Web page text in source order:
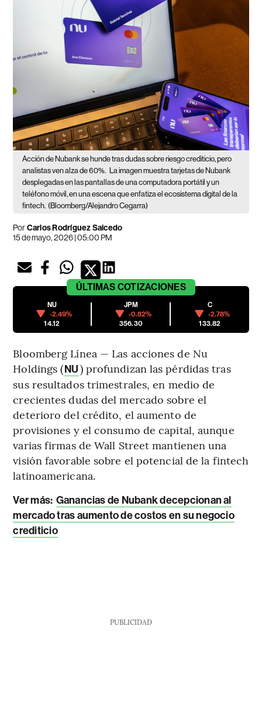
Acción de Nubank se hunde tras dudas sobre riesgo crediticio, pero
analistas ven alza de 60%.
La imagen muestra tarjetas de Nubank
desplegadas en las pantallas de una computadora portátil y un
teléfono móvil, en una escena que enfatiza el ecosistema digital de la
fintech. (Bloomberg/Alejandro Cegarra)
PorCarlos Rodríguez Salcedo
15 de mayo, 2026 | 05:00 PM
ÚLTIMAS COTIZACIONES
NU
-2.49%
14.12
JPM
-0.82%
356.30
C
-2.78%
133.82
Bloomberg Línea — Las acciones de Nu
Holdings (NU) profundizan las pérdidas tras
sus resultados trimestrales, en medio de
crecientes dudas del mercado sobre el
deterioro del crédito, el aumento de
provisiones y el consumo de capital, aunque
varias firmas de Wall Street mantienen una
visión favorable sobre el potencial de la fintech
latinoamericana.
Ver más: Ganancias de Nubank decepcionan al
mercado tras aumento de costos en su negocio
crediticio
PUBLICIDAD